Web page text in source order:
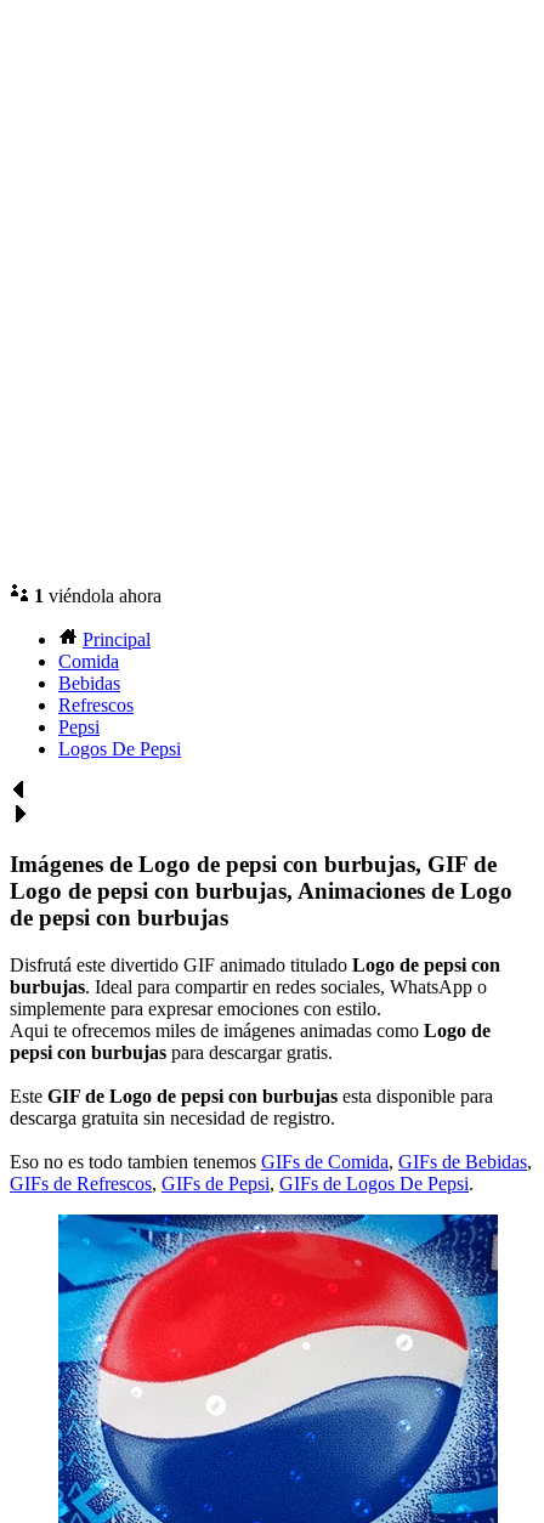
1 viéndola ahora
Principal
Comida
Bebidas
Refrescos
Pepsi
Logos De Pepsi
Imágenes de Logo de pepsi con burbujas, GIF de
Logo de pepsi con burbujas, Animaciones de Logo
de pepsi con burbujas
Disfrutá este divertido GIF animado titulado Logo de pepsi con
burbujas. Ideal para compartir en redes sociales, WhatsApp o
simplemente para expresar emociones con estilo.
Aqui te ofrecemos miles de imágenes animadas como Logo de
pepsi con burbujas para descargar gratis.
Este GIF de Logo de pepsi con burbujas esta disponible para
descarga gratuita sin necesidad de registro.
Eso no es todo tambien tenemos GIFs de Comida, GIFs de Bebidas,
GIFs de Refrescos, GIFs de Pepsi, GIFs de Logos De Pepsi.